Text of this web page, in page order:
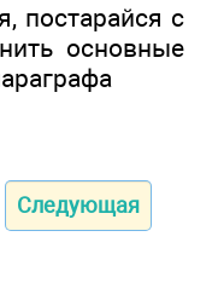
постарайся с
основные
Следующая